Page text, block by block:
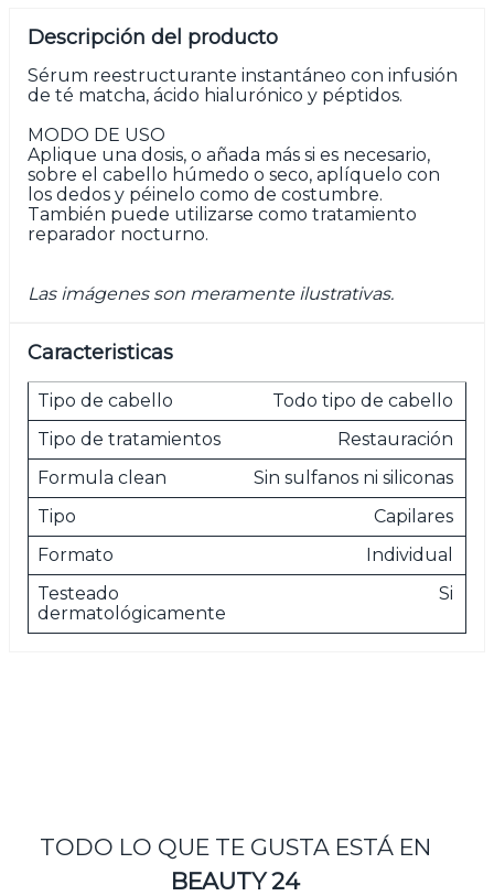
Descripción del producto
Sérum reestructurante instantáneo con infusión
de té matcha, ácido hialurónico y péptidos.
MODO DE USO
Aplique una dosis, o añada más si es necesario,
sobre el cabello húmedo o seco, aplíquelo con
los dedos y péinelo como de costumbre.
También puede utilizarse como tratamiento
reparador nocturno.
Las imágenes son meramente ilustrativas.
Caracteristicas
Tipo de cabello
Todo tipo de cabello
Tipo de tratamientos
Restauración
Formula clean
Sin sulfanos ni siliconas
Tipo
Capilares
Formato
Individual
Testeado
dermatológicamente
Si
TODO LO QUE TE GUSTA ESTÁ EN
BEAUTY 24